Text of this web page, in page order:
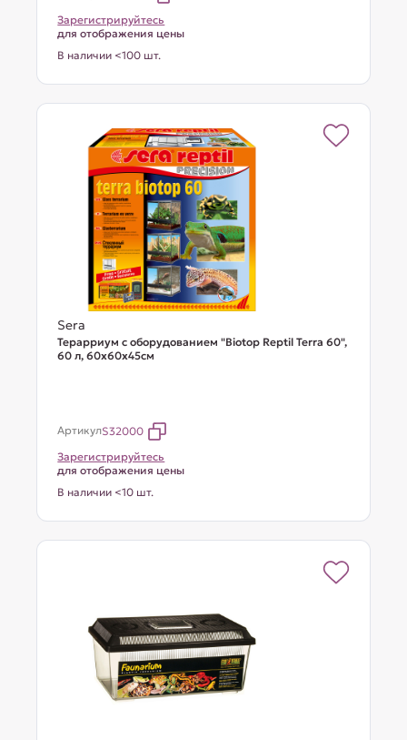
Зарегистрируйтесь
для отображения цены
В наличии <100 шт.
Sera
Терарриум с оборудованием "Biotop Reptil Terra 60",
60 л, 60x60x45cм
АртикулS32000
Зарегистрируйтесь
для отображения цены
В наличии <10 шт.